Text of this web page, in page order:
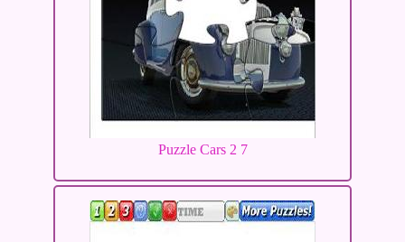
Puzzle Cars 2 7